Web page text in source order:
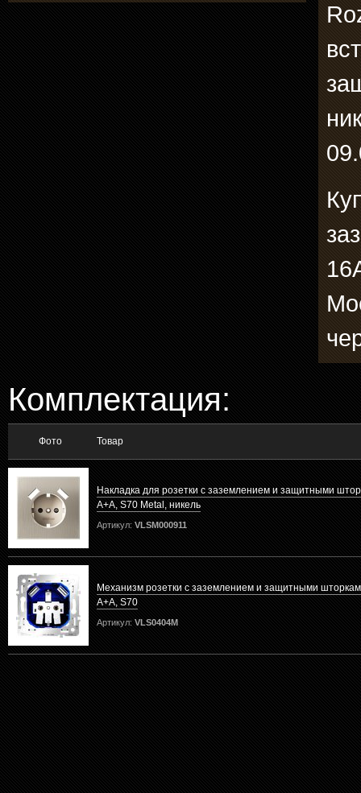
Комплектация:
Фото Товар
Накладка для розетки с заземлением и защитными
A+A, S70 Metal, никель
Артикул: VLSM000911
Механизм розетки с заземлением и защитными
A+A, S70
Артикул: VLS0404M